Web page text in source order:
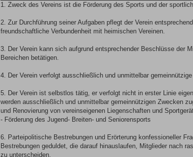
1. Zweck des Vereins ist die Förderung des Sports und der
2. Zur Durchführung seiner Aufgaben pflegt der Verein
freundschaftliche Verbundenheit mit heimischen Vereinen.
3. Der Verein kann sich aufgrund entsprechender Beschlüsse der
Bereichen betätigen.
4. Der Verein verfolgt ausschließlich und unmittelbar
5. Der Verein ist selbstlos tätig, er verfolgt nicht in erster Linie
werden ausschließlich und unmittelbar gemeinnützigen Zwecken
und Renovierung von vereinseigenen Liegenschaften und
- Förderung des Jugend- Breiten- und Seniorensports
6. Parteipolitische Bestrebungen und Erörterung konfessioneller
Bestrebungen geduldet, die darauf hinauslaufen, Mitglieder nach
zu unterscheiden.